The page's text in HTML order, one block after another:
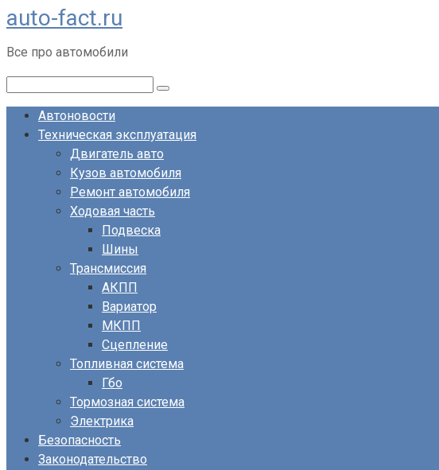
Перейти
к
контенту
auto-fact.ru
Все про автомобили
Автоновости
Техническая эксплуатация
Двигатель авто
Кузов автомобиля
Ремонт автомобиля
Ходовая часть
Подвеска
Шины
Трансмиссия
АКПП
Вариатор
МКПП
Сцепление
Топливная система
Гбо
Тормозная система
Электрика
Безопасность
Законодательство